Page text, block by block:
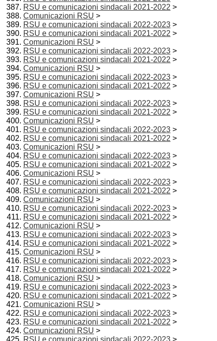
RSU e comunicazioni sindacali 2021-2022 >
Comunicazioni RSU >
RSU e comunicazioni sindacali 2022-2023 >
RSU e comunicazioni sindacali 2021-2022 >
Comunicazioni RSU >
RSU e comunicazioni sindacali 2022-2023 >
RSU e comunicazioni sindacali 2021-2022 >
Comunicazioni RSU >
RSU e comunicazioni sindacali 2022-2023 >
RSU e comunicazioni sindacali 2021-2022 >
Comunicazioni RSU >
RSU e comunicazioni sindacali 2022-2023 >
RSU e comunicazioni sindacali 2021-2022 >
Comunicazioni RSU >
RSU e comunicazioni sindacali 2022-2023 >
RSU e comunicazioni sindacali 2021-2022 >
Comunicazioni RSU >
RSU e comunicazioni sindacali 2022-2023 >
RSU e comunicazioni sindacali 2021-2022 >
Comunicazioni RSU >
RSU e comunicazioni sindacali 2022-2023 >
RSU e comunicazioni sindacali 2021-2022 >
Comunicazioni RSU >
RSU e comunicazioni sindacali 2022-2023 >
RSU e comunicazioni sindacali 2021-2022 >
Comunicazioni RSU >
RSU e comunicazioni sindacali 2022-2023 >
RSU e comunicazioni sindacali 2021-2022 >
Comunicazioni RSU >
RSU e comunicazioni sindacali 2022-2023 >
RSU e comunicazioni sindacali 2021-2022 >
Comunicazioni RSU >
RSU e comunicazioni sindacali 2022-2023 >
RSU e comunicazioni sindacali 2021-2022 >
Comunicazioni RSU >
RSU e comunicazioni sindacali 2022-2023 >
RSU e comunicazioni sindacali 2021-2022 >
Comunicazioni RSU >